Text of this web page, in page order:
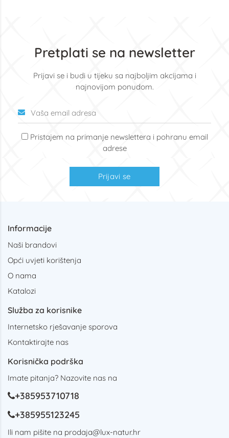
Pretplati se na newsletter
Prijavi se i budi u tijeku sa najboljim akcijama i
najnovijom ponudom.
Pristajem na primanje newslettera i pohranu email
adrese
Prijavi se
Informacije
Naši brandovi
Opći uvjeti korištenja
O nama
Katalozi
Služba za korisnike
Internetsko rješavanje sporova
Kontaktirajte nas
Korisnička podrška
Imate pitanja? Nazovite nas na
+385953710718
+385955123245
Ili nam pišite na prodaja@lux-natur.hr